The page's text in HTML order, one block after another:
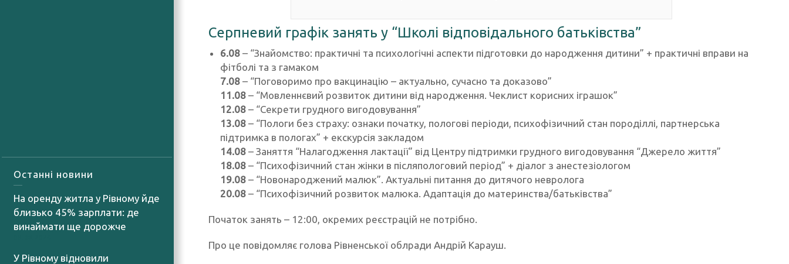
Останні новини
На оренду житла у Рівному йде
близько 45% зарплати: де
винаймати ще дорожче
У Рівному відновили
Серпневий графік занять у “Школі відповідального батьківства”
6.08– “Знайомство: практичні та психологічні аспекти підготовки до народження дитини” + практичні вправи на
фітболі та з гамаком
7.08– “Поговоримо про вакцинацію – актуально, сучасно та доказово”
11.08– “Мовленнєвий розвиток дитини від народження. Чеклист корисних іграшок”
12.08– “Секрети грудного вигодовування”
13.08– “Пологи без страху: ознаки початку, пологові періоди, психофізичний стан породіллі, партнерська
підтримка в пологах” + екскурсія закладом
14.08– Заняття “Налагодження лактації” від Центру підтримки грудного вигодовування “Джерело життя”
18.08– “Психофізичний стан жінки в післяпологовий період” + діалог з анестезіологом
19.08– “Новонароджений малюк”. Актуальні питання до дитячого невролога
20.08– “Психофізичний розвиток малюка. Адаптація до материнства/батьківства”
Початок занять – 12:00, окремих реєстрацій не потрібно.
Про це повідомляє голова Рівненської облради Андрій Карауш.